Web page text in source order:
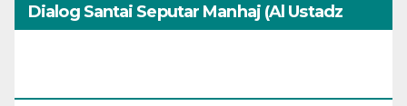
Dialog Santai Seputar Manhaj (Al Ustadz